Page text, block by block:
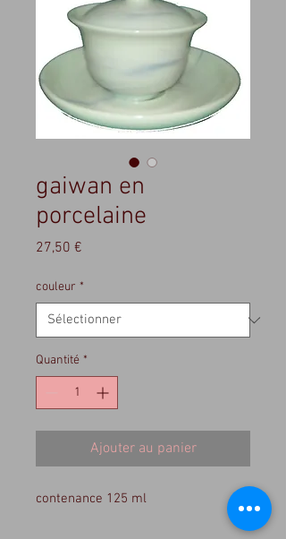
gaiwan en
porcelaine
27,50 €
couleur *
Quantité *
Ajouter au panier
contenance 125 ml